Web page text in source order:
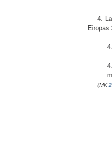
4.
Eiropas
(MK